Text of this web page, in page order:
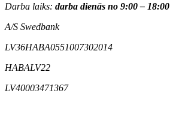
Darba laiks: darba dienās no 9:00 – 18:00
A/S Swedbank
LV36HABA0551007302014
HABALV22
LV40003471367